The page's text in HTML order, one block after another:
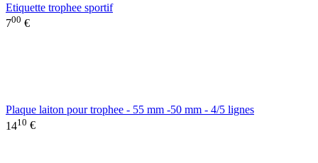
Etiquette trophee sportif
700 €
Plaque laiton pour trophee - 55 mm -50 mm - 4/5 lignes
1410 €